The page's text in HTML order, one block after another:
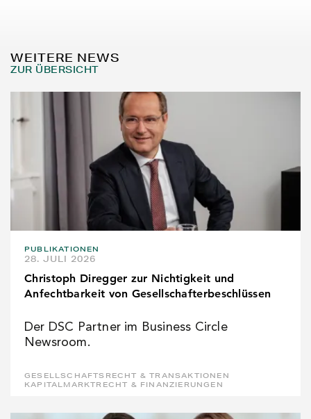
WEITERE NEWS
ZUR ÜBERSICHT
PUBLIKATIONEN
28. JULI 2026
Christoph Diregger zur Nichtigkeit und
Anfechtbarkeit von Gesellschafterbeschlüssen
Der DSC Partner im Business Circle
Newsroom.
GESELLSCHAFTSRECHT & TRANSAKTIONEN
KAPITALMARKTRECHT & FINANZIERUNGEN